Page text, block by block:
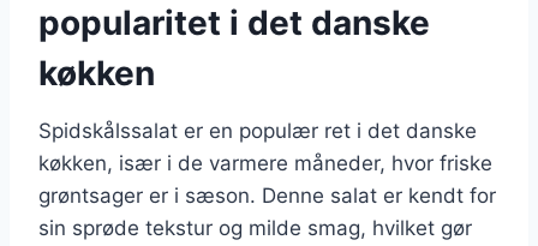
popularitet i det danske
køkken
Spidskålssalat er en populær ret i det danske
køkken, især i de varmere måneder, hvor friske
grøntsager er i sæson. Denne salat er kendt for
sin sprøde tekstur og milde smag, hvilket gør